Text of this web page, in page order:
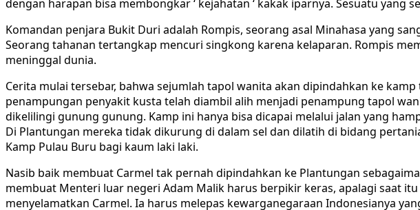
dengan harapan bisa membongkar ‘ kejahatan ‘ kakak iparnya. Sesuatu yang
Komandan penjara Bukit Duri adalah Rompis, seorang asal Minahasa yang
Seorang tahanan tertangkap mencuri singkong karena kelaparan. Rompis
meninggal dunia.
Cerita mulai tersebar, bahwa sejumlah tapol wanita akan dipindahkan ke
penampungan penyakit kusta telah diambil alih menjadi penampung tapol
dikelilingi gunung gunung. Kamp ini hanya bisa dicapai melalui jalan yang
Di Plantungan mereka tidak dikurung di dalam sel dan dilatih di bidang
Kamp Pulau Buru bagi kaum laki laki.
Nasib baik membuat Carmel tak pernah dipindahkan ke Plantungan
membuat Menteri luar negeri Adam Malik harus berpikir keras, apalagi saat
menyelamatkan Carmel. Ia harus melepas kewarganegaraan Indonesianya